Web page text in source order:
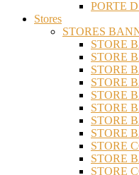
PORTE
Stores
STORES
STORE
STORE
STORE
STORE
STORE
STORE
STORE
STORE
STORE
STORE
STORE